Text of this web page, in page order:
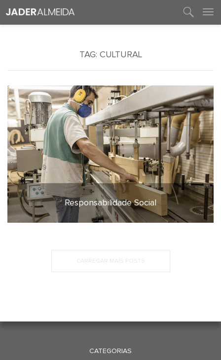
TAG: CULTURAL
12 de maio de 2020
Responsabilidade Social
CATEGORIAS